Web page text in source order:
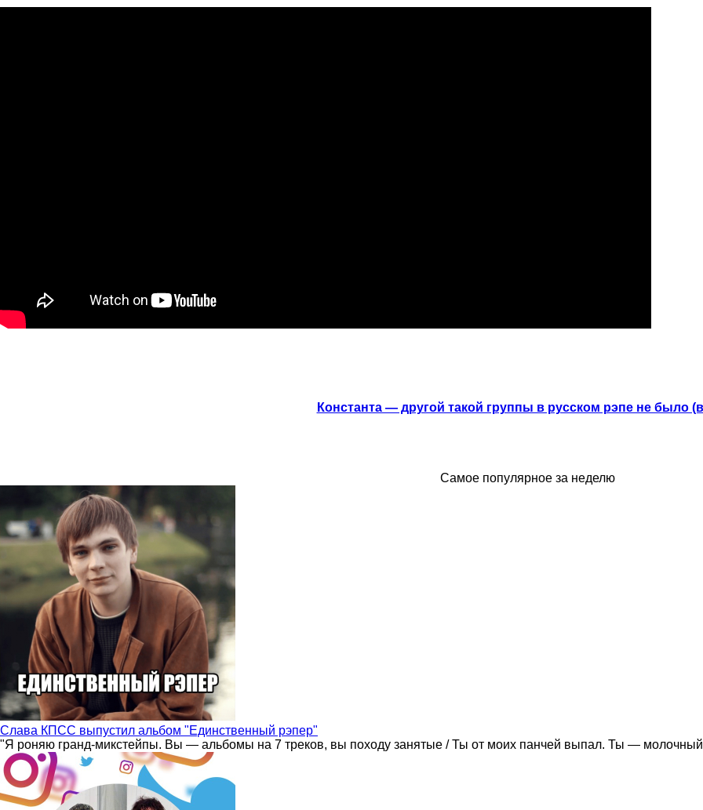
Константа — другой такой группы в русском рэпе не было
Самое популярное за неделю
Слава КПСС выпустил альбом "Единственный рэпер"
"Я роняю гранд-микстейпы. Вы — альбомы на 7 треков, вы походу занятые / Ты от моих панчей выпал. Ты —